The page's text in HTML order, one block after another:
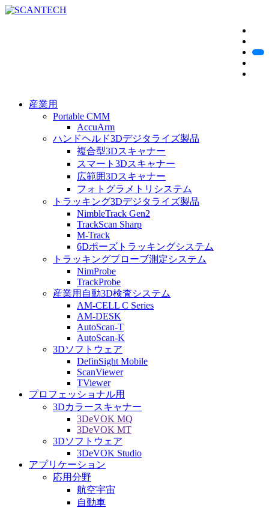
産業用
Portable CMM
AccuArm
ハンドヘルド3Dデジタライズ製品
複合型3Dスキャナー
スマート3Dスキャナー
広範囲3Dスキャナー
フォトグラメトリシステム
トラッキング3Dデジタライズ製品
NimbleTrack Gen2
TrackScan Sharp
M-Track
6Dポーズトラッキングシステム
トラッキングプローブ測定システム
NimProbe
TrackProbe
産業用自動3D検査システム
AM-CELL C Series
AM-DESK
AutoScan-T
AutoScan-K
3Dソフトウェア
DefinSight Mobile
ScanViewer
TViewer
プロフェッショナル用
3Dカラースキャナー
3DeVOK MQ
3DeVOK MT
3Dソフトウェア
3DeVOK Studio
アプリケーション
応用分野
航空宇宙
自動車